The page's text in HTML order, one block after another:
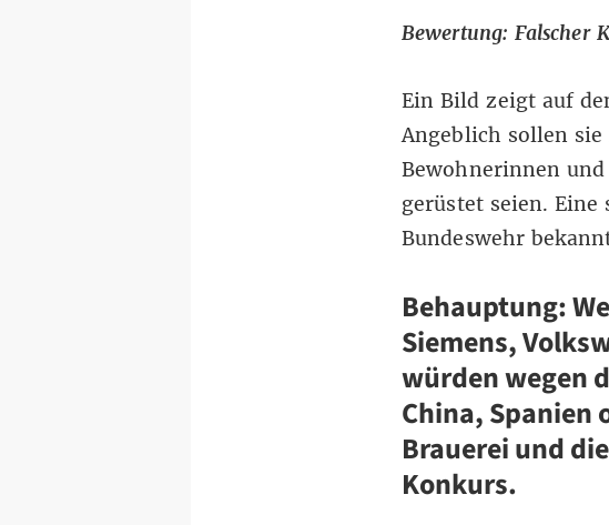
Bewertung: Falscher
Ein Bild zeigt auf
Angeblich sollen
Bewohnerinnen
gerüstet seien.
Bundeswehr
Behauptung:
Siemens,
würden wegen
China, Spanien
Brauerei und
Konkurs.